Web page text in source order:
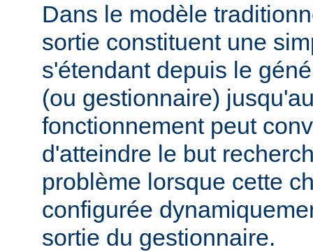
Dans le modèle
sortie constituent une
s'étendant depuis le
(ou gestionnaire)
fonctionnement peut
d'atteindre le but
problème lorsque cette
configurée
sortie du gestionnaire.